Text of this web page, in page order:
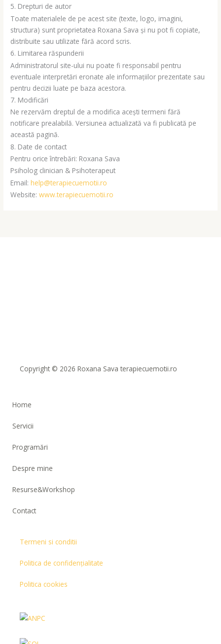
5. Drepturi de autor
Toate materialele de pe acest site (texte, logo, imagini,
structura) sunt proprietatea Roxana Sava și nu pot fi copiate,
distribuite sau utilizate fără acord scris.
6. Limitarea răspunderii
Administratorul site-ului nu poate fi responsabil pentru
eventuale interpretări eronate ale informațiilor prezentate sau
pentru decizii luate pe baza acestora.
7. Modificări
Ne rezervăm dreptul de a modifica acești termeni fără
notificare prealabilă. Versiunea actualizată va fi publicată pe
această pagină.
8. Date de contact
Pentru orice întrebări: Roxana Sava
Psiholog clinician & Psihoterapeut
Email:help@terapiecuemotii.ro
Website:www.terapiecuemotii.ro
Copyright © 2026 Roxana Sava terapiecuemotii.ro
Home
Servicii
Programări
Despre mine
Resurse&Workshop
Contact
Termeni si conditii
Politica de confidențialitate
Politica cookies